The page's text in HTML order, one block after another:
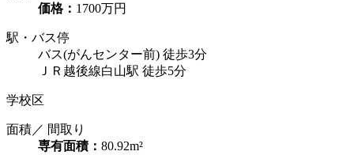
価格： 1700万円
駅・バス停
バス(がんセンター前) 徒歩3分
ＪＲ越後線白山駅 徒歩5分
学校区
面積／ 間取り
専有面積： 80.92m²